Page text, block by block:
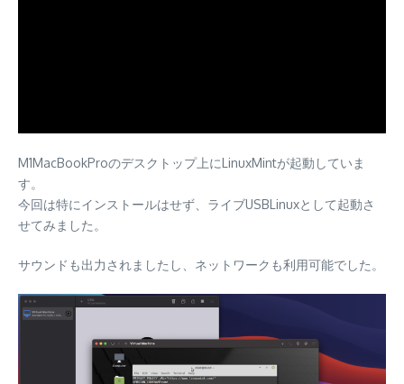
M1MacBookProのデスクトップ上にLinuxMintが起動していま
す。
今回は特にインストールはせず、ライブUSBLinuxとして起動さ
せてみました。
サウンドも出力されましたし、ネットワークも利用可能でした。